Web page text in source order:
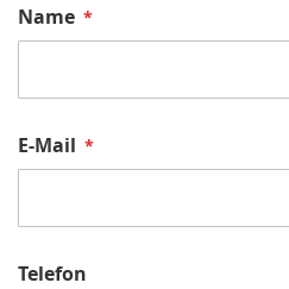
Name
E-Mail
Telefon